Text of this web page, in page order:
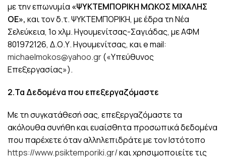
με την επωνυμία «ΨΥΚΤΕΜΠΟΡΙΚΗ ΜΩΚΟΣ ΜΙΧΑΛΗΣ
ΟΕ», και τον δ.τ. ΨΥΚΤΕΜΠΟΡΙΚΗ, με έδρα τη Νέα
Σελεύκεια, 1ο χλμ. Ηγουμενίτσας-Σαγιάδας, με ΑΦΜ
801972126, Δ.Ο.Υ. Ηγουμενίτσας, και e mail:
michaelmokos@yahoo.gr(«Υπεύθυνος
Επεξεργασίας»).
2.Τα Δεδομένα που επεξεργαζόμαστε
Με τη συγκατάθεσή σας, επεξεργαζόμαστε τα
ακόλουθα συνήθη και ευαίσθητα προσωπικά δεδομένα
που παρέχετε όταν αλληλεπιδράτε με τον Ιστότοπο
https://www.psiktemporiki.gr/και χρησιμοποιείτε τις